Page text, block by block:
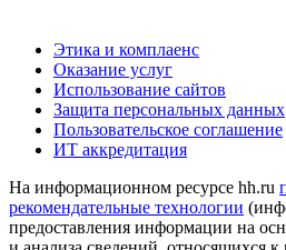
Этика и комплаенс
Оказание услуг
Использование сайтов
Защита персональных данных
Пользовательское соглашение
ИТ аккредитация
На информационном ресурсе hh.ru
рекомендательные технологии
предоставления информации на